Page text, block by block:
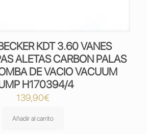
KDT 3.60 VANES
ALETAS CARBON PALAS
DE VACIO VACUUM
H170394/4
139,90€
Añadir al carrito